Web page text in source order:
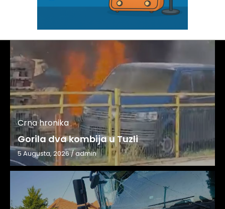
Crna hronika
Gorila dva kombija u Tuzli
5 Augusta, 2026/admin